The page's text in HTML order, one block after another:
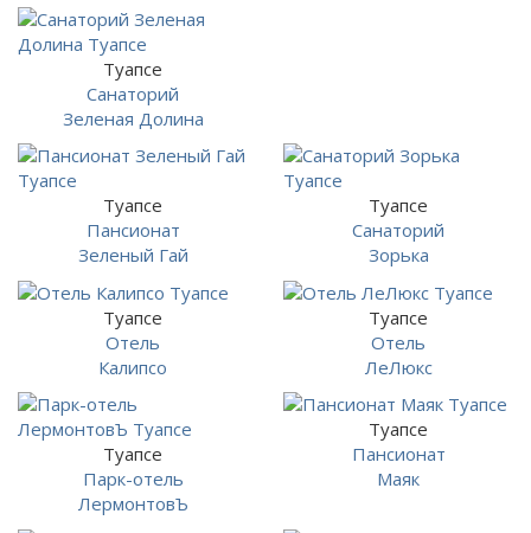
Туапсе
Санаторий
Зеленая Долина
Туапсе
Пансионат
Зеленый Гай
Туапсе
Санаторий
Зорька
Туапсе
Отель
Калипсо
Туапсе
Отель
ЛеЛюкс
Туапсе
Парк-отель
ЛермонтовЪ
Туапсе
Пансионат
Маяк